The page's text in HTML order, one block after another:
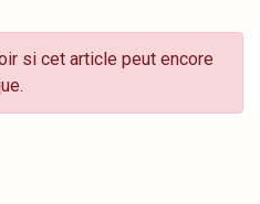
si cet article peut encore